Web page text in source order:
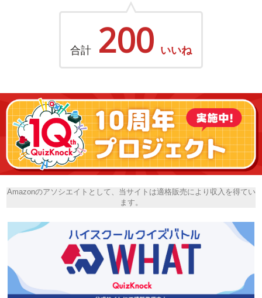
合計 200 いいね
Amazonのアソシエイトとして、当サイトは適格販売により収入を得てい
ます。